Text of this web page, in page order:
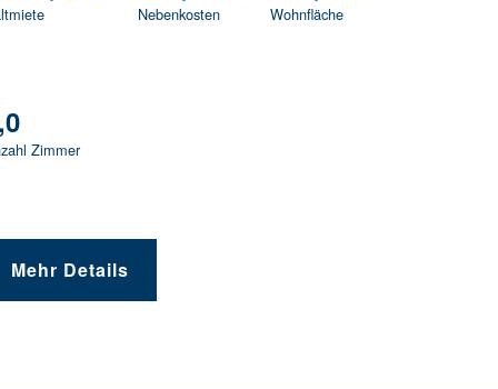
Nebenkosten Wohnfläche
Zimmer
Mehr Details